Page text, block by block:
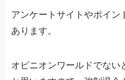
アンケートサイトやポイン
あります。
オピニオンワールドでない